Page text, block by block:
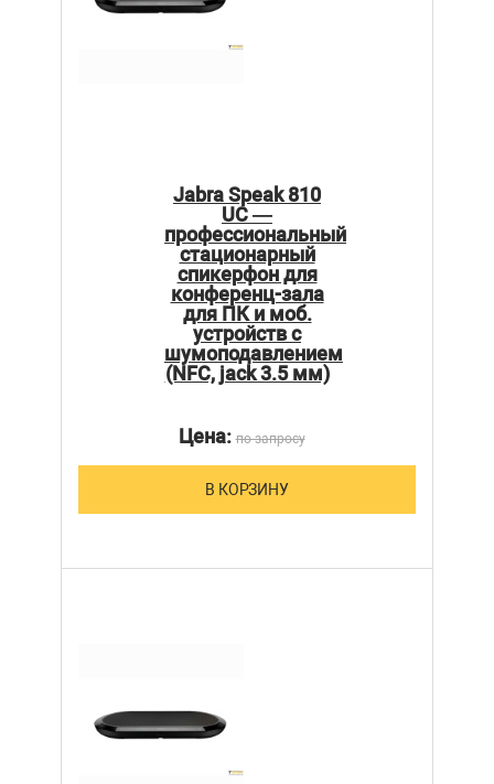
Jabra Speak 810
UC —
профессиональный
стационарный
спикерфон для
конференц-зала
для ПК и моб.
устройств с
шумоподавлением
(NFC, jack 3.5 мм)
Цена:по запросу
В КОРЗИНУ